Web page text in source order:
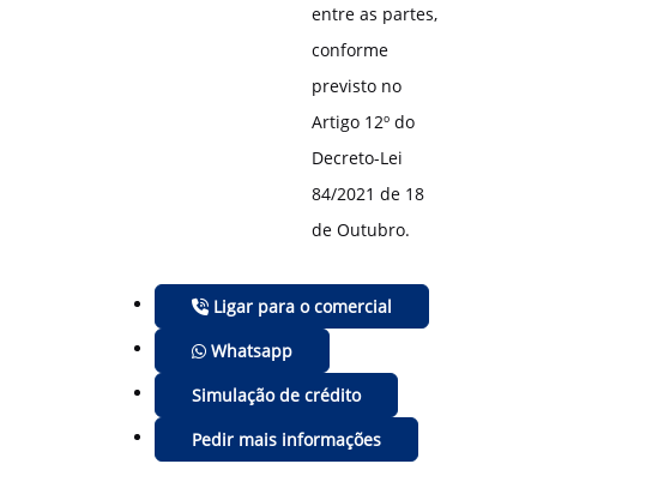
entre as partes,
conforme
previsto no
Artigo 12º do
Decreto-Lei
84/2021 de 18
de Outubro.
Ligar para o comercial
Whatsapp
Simulação de crédito
Pedir mais informações